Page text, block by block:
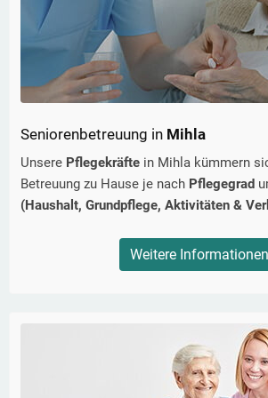
Seniorenbetreuung in Mihla
Unsere Pflegekräfte in Mihla kümmern
Betreuung zu Hause je nach Pflegegrad
(Haushalt, Grundpflege, Aktivitäten &
Weitere Informationen